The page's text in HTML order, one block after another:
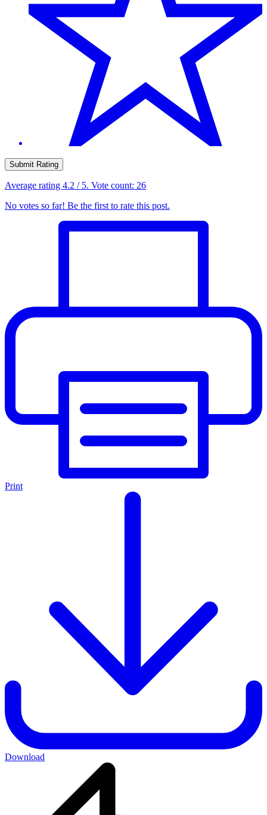
Submit Rating
Average rating 4.2 / 5. Vote count: 26
No votes so far! Be the first to rate this post.
Print
Download